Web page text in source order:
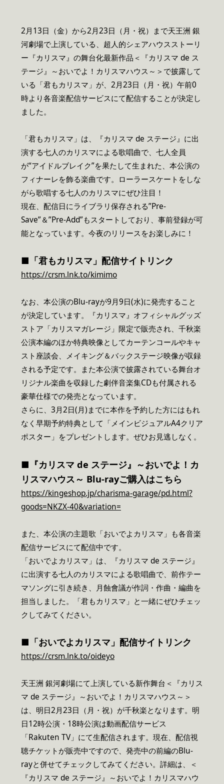
2月13日（金）から2月23日（月・祝）まで天王洲 銀
河劇場で上演している、超人的シェアハウスストーリ
ー『カリスマ』の舞台化最新作品＜『カリスマ de ス
テージ』～おいでよ！カリスマハウス～＞で披露して
いる「君もカリスマ」が、2月23日（月・祝）午前0
時より各音楽配信サービスにて配信することが決定し
ました。
「君もカリスマ」は、『カリスマ de ステージ』に出
演する七人のカリスマによる歌唱曲で、七人全員
が“アイドルブレイク”を果たして生まれた、本公演の
フィナーレを飾る楽曲です。ローラースケートをしな
がら歌唱する七人のカリスマにぜひ注目！
現在、配信日にライブラリ保存される”Pre-
Save”＆”Pre-Add”もスタートしており、事前登録が可
能となっています。今夜のリリースをお楽しみに！
■「君もカリスマ」配信サイトリンク
https://crsm.lnk.to/kimimo
なお、本公演のBlu-rayが9月9日(水)に発売すること
が決定しています。『カリスマ』オフィシャルグッズ
ストア「カリスマガレージ」限定で販売され、千秋楽
公演本編のほか特典映像としてカーテンコールやキャ
スト座談会、メイキング＆バックステージ映像が収録
される予定です。また本公演で披露されている舞台オ
リジナル楽曲を収録した劇伴音楽集CDも付属される
豪華仕様での発売となっています。
さらに、3月2日(月)までに本作を予約した方にはもれ
なく早期予約特典として「メインビジュアルA4クリア
ポスター」をプレゼントします。ぜひお見逃しなく。
■『カリスマ de ステージ』～おいでよ！カ
リスマハウス～ Blu-rayご購入はこちら
https://kingeshop.jp/charisma-garage/pd.html?
goods=NKZX-40&variation=
また、本公演の主題歌「おいでよカリスマ」も各音楽
配信サービスにて配信中です。
「おいでよカリスマ」は、『カリスマ de ステージ』
に出演する七人のカリスマによる歌唱曲で、前作テー
マソングに引き続き、月蝕會議が作詞・作曲・編曲を
担当しました。「君もカリスマ」と一緒にぜひチェッ
クしてみてください。
■「おいでよカリスマ」配信サイトリンク
https://crsm.lnk.to/oideyo
天王洲 銀河劇場にて上演している新作舞台＜『カリス
マ de ステージ』～おいでよ！カリスマハウス～＞
は、明日2月23日（月・祝）が千秋楽となります。明
日12時公演・18時公演は動画配信サービス
「Rakuten TV」にて生配信されます。現在、配信視
聴チケットが販売中ですので、発売中の前編のBlu-
rayと併せてチェックしてみてください。詳細は、＜
『カリスマ de ステージ』～おいでよ！カリスマハウ